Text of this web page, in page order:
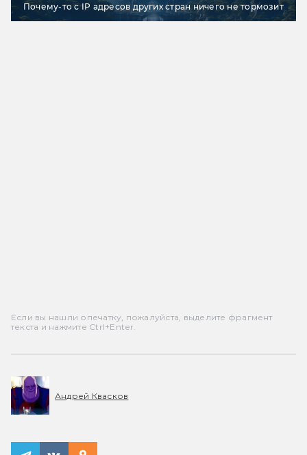
Почему-то с IP адресов других стран ничего не тормозит
Если вы нашли опечатку, пожалуйста, выделите фрагмент
текста и нажмите Ctrl+Enter.
Андрей Квасков